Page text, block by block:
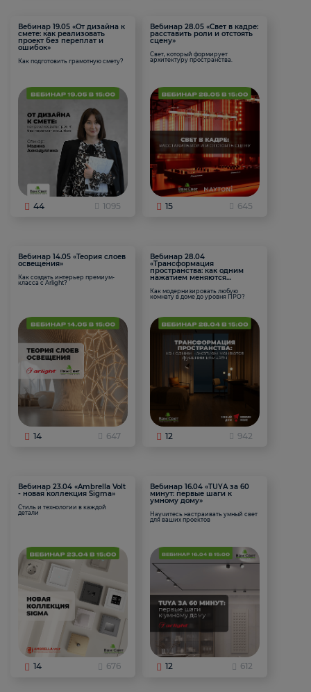
Вебинар 19.05 «От дизайна к
смете: как реализовать
проект без переплат и
ошибок»
Как подготовить грамотную смету?
44 1095
Вебинар 28.05 «Свет в кадре:
расставить роли и отстоять
сцену»
Свет, который формирует
архитектуру пространства.
15 645
Вебинар 14.05 «Теория слоев
освещения»
Как создать интерьер премиум-
класса с Arlight?
14 647
Вебинар 28.04
«Трансформация
пространства: как одним
нажатием меняются
Как модернизировать любую
комнату в доме до уровня ПРО?
12 942
Вебинар 23.04 «Ambrella Volt
- новая коллекция Sigma»
Стиль и технологии в каждой
детали
14 676
Вебинар 16.04 «TUYA за 60
минут: первые шаги к
умному дому»
Научитесь настраивать умный свет
для ваших проектов
12 612